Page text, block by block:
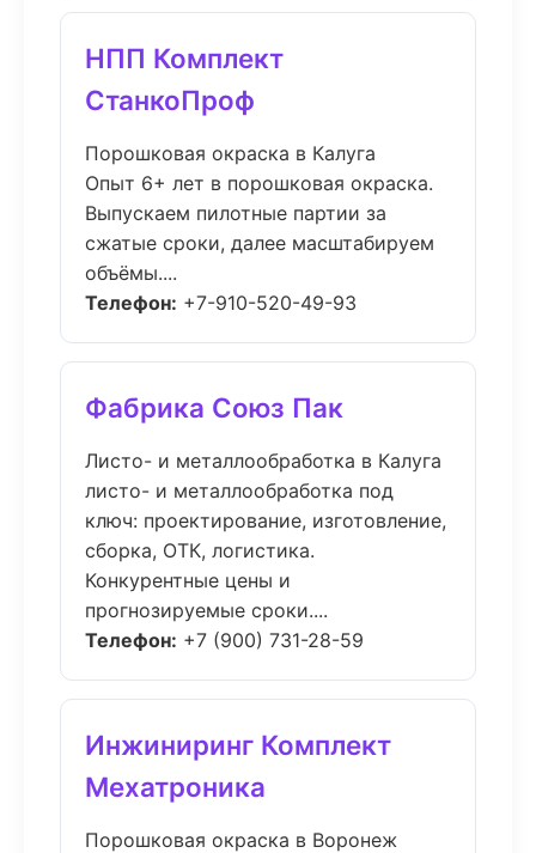
НПП Комплект
СтанкоПроф
Порошковая окраска в Калуга
Опыт 6+ лет в порошковая окраска.
Выпускаем пилотные партии за
сжатые сроки, далее масштабируем
объёмы....
Телефон: +7-910-520-49-93
Фабрика Союз Пак
Листо- и металлообработка в Калуга
листо- и металлообработка под
ключ: проектирование, изготовление,
сборка, ОТК, логистика.
Конкурентные цены и
прогнозируемые сроки....
Телефон: +7 (900) 731-28-59
Инжиниринг Комплект
Мехатроника
Порошковая окраска в Воронеж